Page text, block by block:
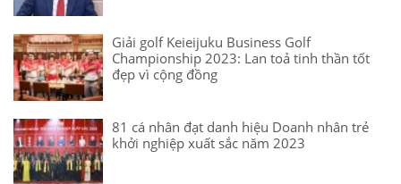
Giải golf Keieijuku Business Golf
Championship 2023: Lan toả tinh thần tốt
đẹp vì cộng đồng
81 cá nhân đạt danh hiệu Doanh nhân trẻ
khởi nghiệp xuất sắc năm 2023